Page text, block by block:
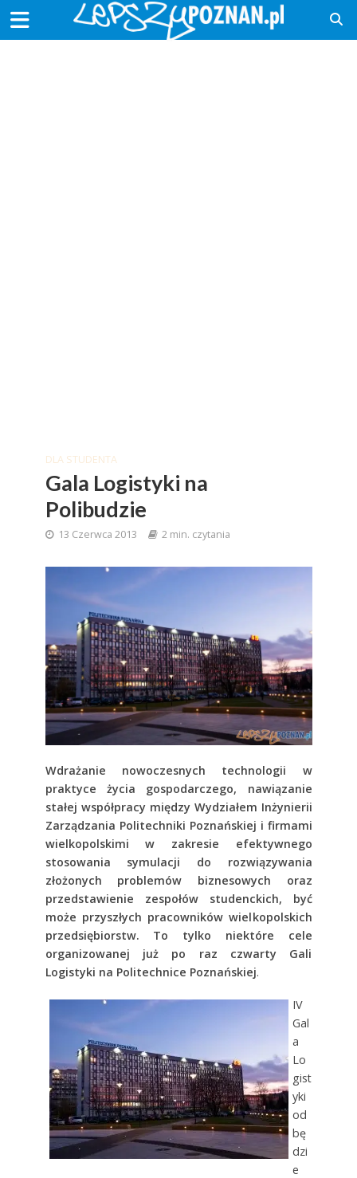
DLA STUDENTA
Gala Logistyki na
Polibudzie
13 Czerwca 2013 2 min. czytania
Wdrażanie nowoczesnych technologii w
praktyce życia gospodarczego, nawiązanie
stałej współpracy między Wydziałem Inżynierii
Zarządzania Politechniki Poznańskiej i firmami
wielkopolskimi w zakresie efektywnego
stosowania symulacji do rozwiązywania
złożonych problemów biznesowych oraz
przedstawienie zespołów studenckich, być
może przyszłych pracowników wielkopolskich
przedsiębiorstw. To tylko niektóre cele
organizowanej już po raz czwarty Gali
Logistyki na Politechnice Poznańskiej.
IV
Gal
a
Lo
gist
yki
od
bę
dzi
e